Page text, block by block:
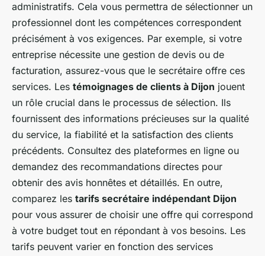
administratifs. Cela vous permettra de sélectionner un
professionnel dont les compétences correspondent
précisément à vos exigences. Par exemple, si votre
entreprise nécessite une gestion de devis ou de
facturation, assurez-vous que le secrétaire offre ces
services. Les témoignages de clients à Dijon jouent
un rôle crucial dans le processus de sélection. Ils
fournissent des informations précieuses sur la qualité
du service, la fiabilité et la satisfaction des clients
précédents. Consultez des plateformes en ligne ou
demandez des recommandations directes pour
obtenir des avis honnêtes et détaillés. En outre,
comparez les tarifs secrétaire indépendant Dijon
pour vous assurer de choisir une offre qui correspond
à votre budget tout en répondant à vos besoins. Les
tarifs peuvent varier en fonction des services